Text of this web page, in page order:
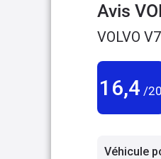
Avis
VOLVO
16,4 /20
Véhicule